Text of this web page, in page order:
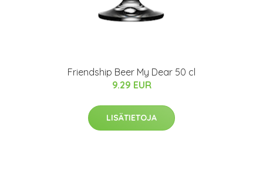
Friendship Beer My Dear 50 cl
9.29 EUR
LISÄTIETOJA